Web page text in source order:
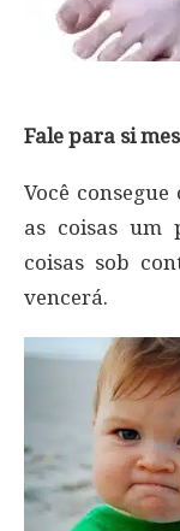
Fale para si
Você
as coisas um
coisas sob
vencerá.